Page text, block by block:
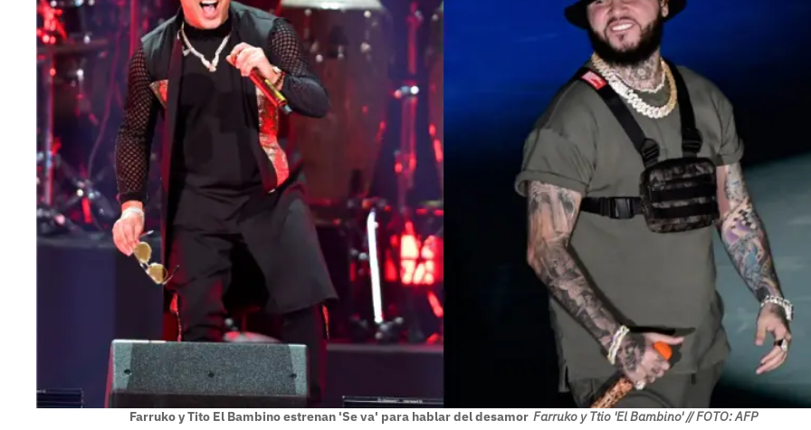
Farruko y Tito El Bambino estrenan 'Se va' para hablar del desamor Farruko y Ttio 'El Bambino' // FOTO: AFP